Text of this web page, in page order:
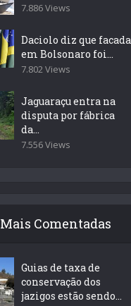
7.886 Views
Daciolo diz que facada
em Bolsonaro foi...
7.802 Views
Jaguaraçu entra na
disputa por fábrica
da...
7.556 Views
Mais Comentadas
Guias de taxa de
conservação dos
jazigos estão sendo...